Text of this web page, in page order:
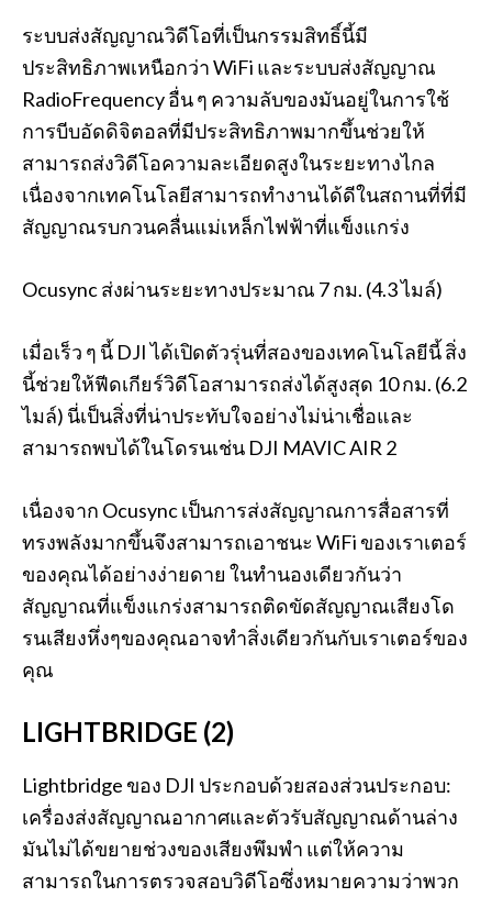
ระบบส่งสัญญาณวิดีโอที่เป็นกรรมสิทธิ์นี้มี
ประสิทธิภาพเหนือกว่า WiFi และระบบส่งสัญญาณ
RadioFrequency อื่น ๆ ความลับของมันอยู่ในการใช้
การบีบอัดดิจิตอลที่มีประสิทธิภาพมากขึ้นช่วยให้
สามารถส่งวิดีโอความละเอียดสูงในระยะทางไกล
เนื่องจากเทคโนโลยีสามารถทำงานได้ดีในสถานที่ที่มี
สัญญาณรบกวนคลื่นแม่เหล็กไฟฟ้าที่แข็งแกร่ง
Ocusync ส่งผ่านระยะทางประมาณ 7 กม. (4.3 ไมล์)
เมื่อเร็ว ๆ นี้ DJI ได้เปิดตัวรุ่นที่สองของเทคโนโลยีนี้ สิ่ง
นี้ช่วยให้ฟีดเกียร์วิดีโอสามารถส่งได้สูงสุด 10 กม. (6.2
ไมล์) นี่เป็นสิ่งที่น่าประทับใจอย่างไม่น่าเชื่อและ
สามารถพบได้ในโดรนเช่น DJI MAVIC AIR 2
เนื่องจาก Ocusync เป็นการส่งสัญญาณการสื่อสารที่
ทรงพลังมากขึ้นจึงสามารถเอาชนะ WiFi ของเราเตอร์
ของคุณได้อย่างง่ายดาย ในทำนองเดียวกันว่า
สัญญาณที่แข็งแกร่งสามารถติดขัดสัญญาณเสียงโด
รนเสียงหึ่งๆของคุณอาจทำสิ่งเดียวกันกับเราเตอร์ของ
คุณ
LIGHTBRIDGE (2)
Lightbridge ของ DJI ประกอบด้วยสองส่วนประกอบ:
เครื่องส่งสัญญาณอากาศและตัวรับสัญญาณด้านล่าง
มันไม่ได้ขยายช่วงของเสียงพึมพำ แต่ให้ความ
สามารถในการตรวจสอบวิดีโอซึ่งหมายความว่าพวก